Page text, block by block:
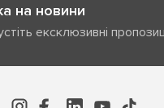
на новини
ексклюзивні